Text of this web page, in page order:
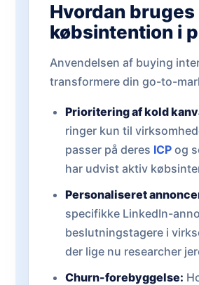
Hvordan bruges
købsintention i
Anvendelsen af buying
transformere din go-to-
Prioritering af kold
ringer kun til
passer på deres ICPog
har udvist aktiv
Personaliseret
specifikke LinkedIn-
beslutningstagere i
der lige nu researcher
Churn-forebyggelse: